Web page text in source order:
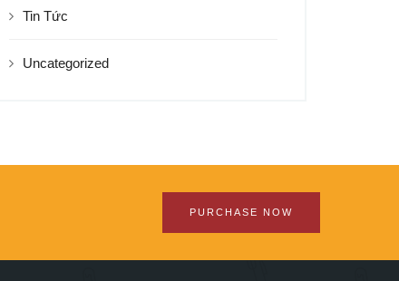
Tin Tức
Uncategorized
PURCHASE NOW